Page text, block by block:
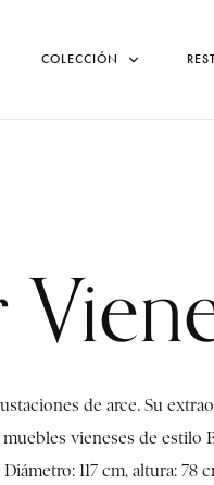
COLECCIÓN
de arce. Su
vieneses de estilo
117 cm, altura: 78